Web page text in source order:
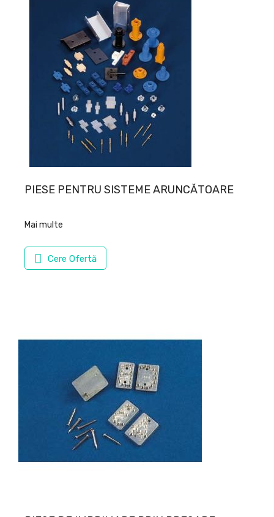
PIESE PENTRU SISTEME ARUNCĂTOARE
Mai multe
Cere Ofertă